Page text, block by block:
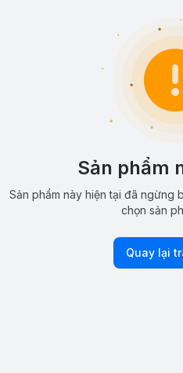
Sản phẩm
Sản phẩm này hiện tại đã ngừng
chọn sản
Quay lại